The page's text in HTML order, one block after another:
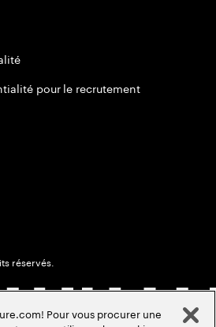
pour le recrutement
réservés.
Pour vous procurer une